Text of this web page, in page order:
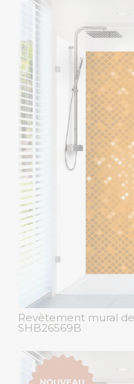
Revêtement mural
SHB26569B